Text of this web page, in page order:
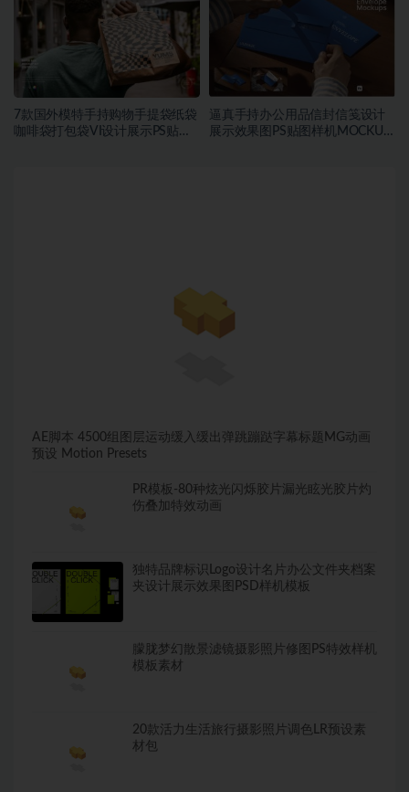
7款国外模特手持购物手提袋纸袋
咖啡袋打包袋VI设计展示PS贴图
逼真手持办公用品信封信笺设计
展示效果图PS贴图样机MOCKUP
AE脚本 4500组图层运动缓入缓出弹跳蹦跶字幕标题MG动画
预设 Motion Presets
PR模板-80种炫光闪烁胶片漏光眩光胶片灼
伤叠加特效动画
独特品牌标识Logo设计名片办公文件夹档案
夹设计展示效果图PSD样机模板
朦胧梦幻散景滤镜摄影照片修图PS特效样机
模板素材
20款活力生活旅行摄影照片调色LR预设素
材包